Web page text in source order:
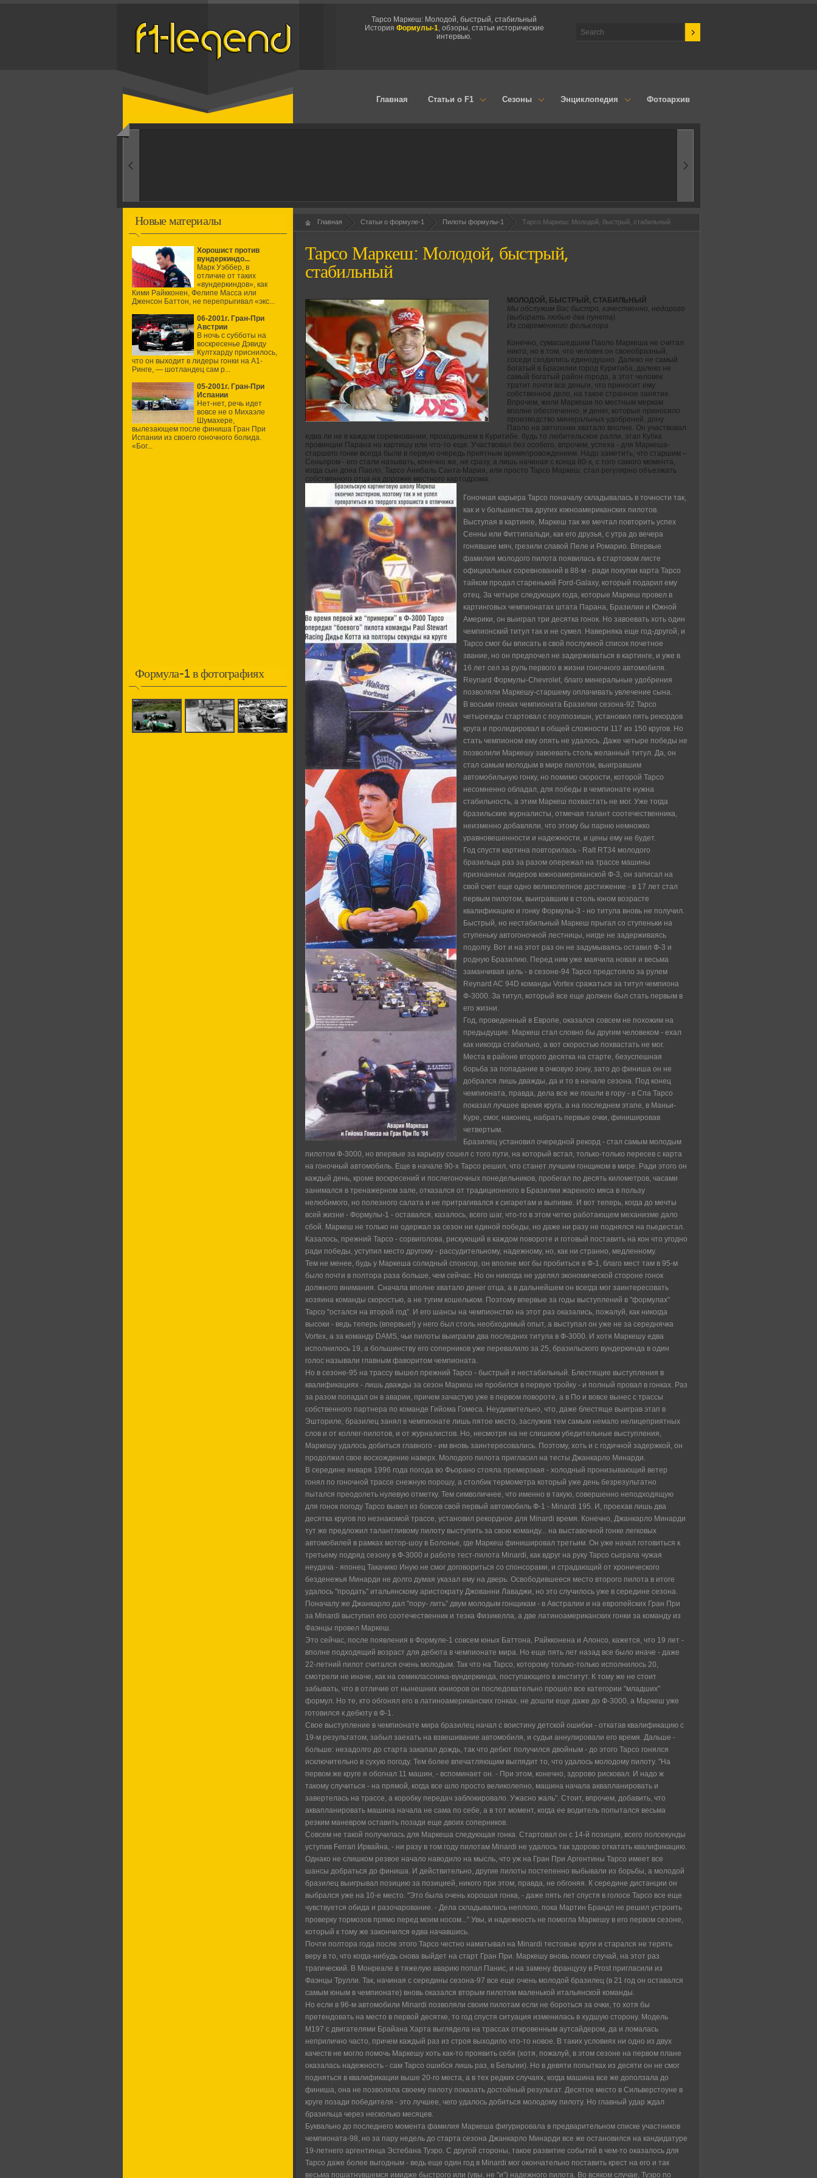
Тарсо Маркеш: Молодой, быстрый, стабильный
История Формулы-1, обзоры, статьи исторические
интервью.
Главная Статьи о F1 Сезоны Энциклопедия Фотоархив
1960-ые
Новые материалы
Хорошист против
вундеркиндо...
Марк Уэббер, в
отличие от таких
«вундеркиндов», как
Кими Райкконен, Фелипе Масса или
Дженсон Баттон, не перепрыгивал «экс...
06-2001г. Гран-При
Австрии
В ночь с субботы на
воскресенье Дэвиду
Култхарду приснилось,
что он выходит в лидеры гонки на А1-
Ринге, — шотландец сам р...
05-2001г. Гран-При
Испании
Нет-нет, речь идет
вовсе не о Михаэле
Шумахере,
вылезающем после финиша Гран При
Испании из своего гоночного болида.
«Бог...
Формула-1 в фотографиях
Главная Статьи о формуле-1 Пилоты формулы-1 Тарсо Маркеш: Молодой, быстрый, стабильный
Тарсо Маркеш: Молодой, быстрый,
стабильный
МОЛОДОЙ, БЫСТРЫЙ, СТАБИЛЬНЫЙ
Мы обслужим Вас быстро, качественно, недорого
(выбирать любые два пункта).
Из современного фольклора
Конечно, сумасшедшим Паоло Маркеша не считал
никто, но в том, что человек он своеобразный,
соседи сходились единодушно. Далеко не самый
богатый в Бразилии город Куритиба, далеко не
самый богатый район города, а этот человек
тратит почти все деньги, что приносит ему
собственное дело, на такое странное занятие.
Впрочем, жили Маркеши по местным меркам
вполне обеспеченно, и денег, которые приносило
производство минеральных удобрений, дону
Паоло на автогонки хватало вполне. Он участвовал
едва ли не в каждом соревновании, проходившем в Куритибе. будь то любительское ралли, этап Кубка
провинции Парана но картишу или что-то еще. Участвовал без особого, впрочем, успеха - для Маркеша-
старшего гонки всегда были в первую очередь приятным времяпровождением. Надо заметить, что старшим –
Сеньором - его стали называть, конечно же, не сразу, а лишь начиная с конца 80-х, с того самого момента,
когда сын дона Паоло, Тарсо Анибаль Санта-Мария, или просто Тарсо Маркеш, стал регулярно объезжать
собственного отца на дорожке местного картодрома.
Гоночная карьера Тарсо поначалу складывалась в точности так,
как и v большинства других южноамериканских пилотов.
Выступая в картинге, Маркеш так же мечтал повторить успех
Сенны или Фиттипальди, как его друзья, с утра до вечера
гонявшие мяч, грезили славой Пеле и Ромарио. Впервые
фамилия молодого пилота появилась в стартовом листе
официальных соревнований в 88-м - ради покупки карта Тарсо
тайком продал старенький Ford-Galaxy, который подарил ему
отец. За четыре следующих года, которые Маркеш провел в
картинговых чемпионатах штата Парана, Бразилии и Южной
Америки, он выиграл три десятка гонок. Но завоевать хоть один
чемпионский титул так и не сумел. Наверняка еще год-другой, и
Тарсо смог бы вписать в свой послужной список почетное
звание, но он предпочел не задерживаться в картинге, и уже в
16 лет сел за руль первого в жизни гоночного автомобиля.
Reynard Формулы-Chevrolet, благо минеральные удобрения
позволяли Маркешу-старшему оплачивать увлечение сына.
В восьми гонках чемпионата Бразилии сезона-92 Тарсо
четырежды стартовал с поулпозишн, установил пять рекордов
круга и пролидировал в общей сложности 117 из 150 кругов. Но
стать чемпионом ему опять не удалось. Даже четыре победы не
позволили Маркешу завоевать столь желанный титул. Да, он
стал самым молодым в мире пилотом, выигравшим
автомобильную гонку, но помимо скорости, которой Тарсо
несомненно обладал, для победы в чемпионате нужна
стабильность, а этим Маркеш похвастать не мог. Уже тогда
бразильские журналисты, отмечая талант соотечественника,
неизменно добавляли, что этому бы парню немножко
уравновешенности и надежности, и цены ему не будет.
Год спустя картина повторилась - Ralt RT34 молодого
бразильца раз за разом опережал на трассе машины
признанных лидеров южноамериканской Ф-3, он записал на
свой счет еще одно великолепное достижение - в 17 лет стал
первым пилотом, выигравшим в столь юном возрасте
квалификацию и гонку Формулы-3 - но титула вновь не получил.
Быстрый, но нестабильный Маркеш прыгал со ступеньки на
ступеньку автогоночной лестницы, нигде не задерживаясь
подолгу. Вот и на этот раз он не задумываясь оставил Ф-3 и
родную Бразилию. Перед ним уже маячила новая и весьма
заманчивая цель - в сезоне-94 Тарсо предстояло за рулем
Reynard AC 94D команды Vortex сражаться за титул чемпиона
Ф-3000. За титул, который все еще должен был стать первым в
его жизни.
Год, проведенный в Европе, оказался совсем не похожим на
предыдущие. Маркеш стал словно бы другим человеком - ехал
как никогда стабильно, а вот скоростью похвастать не мог.
Места в районе второго десятка на старте, безуспешная
борьба за попадание в очковую зону, зато до финиша он не
добрался лишь дважды, да и то в начале сезона. Под конец
чемпионата, правда, дела все же пошли в гору - в Спа Тарсо
показал лучшее время круга, а на последнем этапе, в Маньи-
Куре, смог, наконец, набрать первые очки, финишировав
четвертым.
Бразилец установил очередной рекорд - стал самым молодым
пилотом Ф-3000, но впервые за карьеру сошел с того пути, на который встал, только-только пересев с карта
на гоночный автомобиль. Еще в начале 90-х Тарсо решил, что станет лучшим гонщиком в мире. Ради этого он
каждый день, кроме воскресений и послегоночных понедельников, пробегал по десять километров, часами
занимался в тренажерном зале, отказался от традиционного в Бразилии жареного мяса в пользу
нелюбимого, но полезного салата и не притрагивался к сигаретам и выпивке. И вот теперь, когда до мечты
всей жизни - Формулы-1 - оставался, казалось, всего шаг, что-то в этом четко работающем механизме дало
сбой. Маркеш не только не одержал за сезон ни единой победы, но даже ни разу не поднялся на пьедестал.
Казалось, прежний Тарсо - сорвиголова, рискующий в каждом повороте и готовый поставить на кон что угодно
ради победы, уступил место другому - рассудительному, надежному, но, как ни странно, медленному.
Тем не менее, будь у Маркеша солидный спонсор, он вполне мог бы пробиться в Ф-1, благо мест там в 95-м
было почти в полтора раза больше, чем сейчас. Но он никогда не уделял экономической стороне гонок
должного внимания. Сначала вполне хватало денег отца, а в дальнейшем он всегда мог заинтересовать
хозяина команды скоростью, а не тугим кошельком. Поэтому впервые за годы выступлений в "формулах”
Тарсо "остался на второй год”. И его шансы на чемпионство на этот раз оказались, пожалуй, как никогда
высоки - ведь теперь (впервые!) у него был столь необходимый опыт, а выступал он уже не за середнячка
Vortex, а за команду DAMS, чьи пилоты выиграли два последних титула в Ф-3000. И хотя Маркешу едва
исполнилось 19, а большинству его соперников уже перевалило за 25, бразильского вундеркинда в один
голос называли главным фаворитом чемпионата.
Но в сезоне-95 на трассу вышел прежний Тарсо - быстрый и нестабильный. Блестящие выступления в
квалификациях - лишь дважды за сезон Маркеш не пробился в первую тройку - и полный провал в гонках. Раз
за разом попадал он в аварии, причем зачастую уже в первом повороте, а в По и вовсе вынес с трассы
собственного партнера по команде Гийома Гомеса. Неудивительно, что, даже блестяще выиграв этап в
Эшториле, бразилец занял в чемпионате лишь пятое место, заслужив тем самым немало нелицеприятных
слов и от коллег-пилотов, и от журналистов. Но, несмотря на не слишком убедительные выступления,
Маркешу удалось добиться главного - им вновь заинтересовались. Поэтому, хоть и с годичной задержкой, он
продолжил свое восхождение наверх. Молодого пилота пригласил на тесты Джанкарло Минарди.
В середине января 1996 года погода во Фьорано стояла премерзкая - холодный пронизывающий ветер
гонял по гоночной трассе снежную порошу, а столбик термометра который уже день безрезультатно
пытался преодолеть нулевую отметку. Тем символичнее, что именно в такую, совершенно неподходящую
для гонок погоду Тарсо вывел из боксов свой первый автомобиль Ф-1 - Minardi 195. И, проехав лишь два
десятка кругов по незнакомой трассе, установил рекордное для Minardi время. Конечно, Джанкарло Минарди
тут же предложил талантливому пилоту выступить за свою команду... на выставочной гонке легковых
автомобилей в рамках мотор-шоу в Болонье, где Маркеш финишировал третьим. Он уже начал готовиться к
третьему подряд сезону в Ф-3000 и работе тест-пилота Minardi, как вдруг на руку Тарсо сыграла чужая
неудача - японец Такачико Иную не смог договориться со спонсорами, и страдающий от хронического
безденежья Минарди не долго думая указал ему на дверь. Освободившееся место второго пилота в итоге
удалось "продать" итальянскому аристократу Джованни Лаваджи, но это случилось уже в середине сезона.
Поначалу же Джанкарло дал "пору- лить” двум молодым гонщикам - в Австралии и на европейских Гран При
за Minardi выступил его соотечественник и тезка Физикелла, а две латиноамериканских гонки за команду из
Фаэнцы провел Маркеш.
Это сейчас, после появления в Формуле-1 совсем юных Баттона, Райкконена и Алонсо, кажется, что 19 лет -
вполне подходящий возраст для дебюта в чемпионате мира. Но еще пять лет назад все было иначе - даже
22-летний пилот считался очень молодым. Так что на Тарсо, которому только-только исполнилось 20,
смотрели не иначе, как на семиклассника-вундеркинда, поступающего в институт. К тому же не стоит
забывать, что в отличие от нынешних юниоров он последовательно прошел все категории "младших”
формул. Но те, кто обгонял его в латиноамериканских гонках, не дошли еще даже до Ф-3000, а Маркеш уже
готовился к дебюту в Ф-1.
Свое выступление в чемпионате мира бразилец начал с воистину детской ошибки - откатав квалификацию с
19-м результатом, забыл заехать на взвешивание автомобиля, и судьи аннулировали его время. Дальше -
больше: незадолго до старта закапал дождь, так что дебют получился двойным - до этого Тарсо гонялся
исключительно в сухую погоду. Тем более впечатляющим выглядит то, что удалось молодому пилоту. "На
первом же круге я обогнал 11 машин, - вспоминает он. - При этом, конечно, здорово рисковал. И надо ж
такому случиться - на прямой, когда все шло просто великолепно, машина начала аквапланировать и
завертелась на трассе, а коробку передач заблокировало. Ужасно жаль”. Стоит, впрочем, добавить, что
аквапланировать машина начала не сама по себе, а в тот момент, когда ее водитель попытался весьма
резким маневром оставить позади еще двоих соперников.
Совсем не такой получилась для Маркеша следующая гонка. Стартовал он с 14-й позиции, всего полсекунды
уступив Ferrari Ирвайна, - ни разу в том году пилотам Minardi не удалось так здорово откатать квалификацию.
Однако не слишком резвое начало наводило на мысль, что уж на Гран При Аргентины Тарсо имеет все
шансы добраться до финиша. И действительно, другие пилоты постепенно выбывали из борьбы, а молодой
бразилец выигрывал позицию за позицией, никого при этом, правда, не обгоняя. К середине дистанции он
выбрался уже на 10-е место. "Это была очень хорошая гонка, - даже пять лет спустя в голосе Тарсо все еще
чувствуется обида и разочарование. - Дела складывались неплохо, пока Мартин Брандл не решил устроить
проверку тормозов прямо перед моим носом...” Увы, и надежность не помогла Маркешу в его первом сезоне,
который к тому же закончился едва начавшись.
Почти полтора года после этого Тарсо честно наматывал на Minardi тестовые круги и старался не терять
веру в то, что когда-нибудь снова выйдет на старт Гран При. Маркешу вновь помог случай, на этот раз
трагический. В Монреале в тяжелую аварию попал Панис, и на замену французу в Prost пригласили из
Фаэнцы Трулли. Так, начиная с середины сезона-97 все еще очень молодой бразилец (в 21 год он оставался
самым юным в чемпионате) вновь оказался вторым пилотом маленькой итальянской команды.
Но если в 96-м автомобили Minardi позволяли своим пилотам если не бороться за очки, то хотя бы
претендовать на место в первой десятке, то год спустя ситуация изменилась в худшую сторону. Модель
M197 с двигателями Брайана Харта выглядела на трассах откровенным аутсайдером, да и ломалась
неприлично часто, причем каждый раз из строя выходило что-то новое. В таких условиях ни одно из двух
качеств не могло помочь Маркешу хоть как-то проявить себя (хотя, пожалуй, в этом сезоне на первом плане
оказалась надежность - сам Тарсо ошибся лишь раз, в Бельгии). Но в девяти попытках из десяти он не смог
подняться в квалификации выше 20-го места, а в тех редких случаях, когда машина все же доползала до
финиша, она не позволяла своему пилоту показать достойный результат. Десятое место в Сильверстоуне в
круге позади победителя - это лучшее, чего удалось добиться молодому пилоту. Но главный удар ждал
бразильца через несколько месяцев.
Буквально до последнего момента фамилия Маркеша фигурировала в предварительном списке участников
чемпионата-98, но за пару недель до старта сезона Джанкарло Минарди все же остановился на кандидатуре
19-летнего аргентинца Эстебана Туэро. С другой стороны, такое развитие событий в чем-то оказалось для
Тарсо даже более выгодным - ведь еще один год в Minardi мог окончательно поставить крест на его и так
весьма пошатнувшемся имидже быстрого или (увы, не "и”) надежного пилота. Во всяком случае, Туэро по